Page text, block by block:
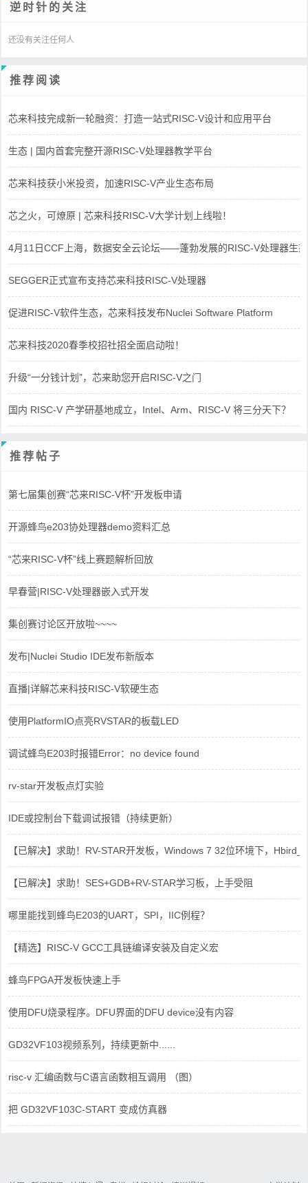
逆时针的关注
还没有关注任何人
推荐阅读
芯来科技完成新一轮融资：打造一站式RISC-V设计和应用平台
生态 | 国内首套完整开源RISC-V处理器教学平台
芯来科技获小米投资，加速RISC-V产业生态布局
芯之火，可燎原 | 芯来科技RISC-V大学计划上线啦！
4月11日CCF上海，数据安全云论坛——蓬勃发展的RISC-V处理器生态
SEGGER正式宣布支持芯来科技RISC-V处理器
促进RISC-V软件生态，芯来科技发布Nuclei Software Platform
芯来科技2020春季校招社招全面启动啦！
升级“一分钱计划”，芯来助您开启RISC-V之门
国内 RISC-V 产学研基地成立，Intel、Arm、RISC-V 将三分天下？
推荐帖子
第七届集创赛“芯来RISC-V杯”开发板申请
开源蜂鸟e203协处理器demo资料汇总
“芯来RISC-V杯”线上赛题解析回放
早春营|RISC-V处理器嵌入式开发
集创赛讨论区开放啦~~~~
发布|Nuclei Studio IDE发布新版本
直播|详解芯来科技RISC-V软硬生态
使用PlatformIO点亮RVSTAR的板载LED
调试蜂鸟E203时报错Error：no device found
rv-star开发板点灯实验
IDE或控制台下载调试报错（持续更新）
【已解决】求助！RV-STAR开发板，Windows 7 32位环境下，
【已解决】求助！SES+GDB+RV-STAR学习板，上手受阻
哪里能找到蜂鸟E203的UART，SPI，IIC例程？
【精选】RISC-V GCC工具链编译安装及自定义宏
蜂鸟FPGA开发板快速上手
使用DFU烧录程序。DFU界面的DFU device没有内容
GD32VF103视频系列，持续更新中......
risc-v 汇编函数与C语言函数相互调用 （图）
把 GD32VF103C-START 变成仿真器